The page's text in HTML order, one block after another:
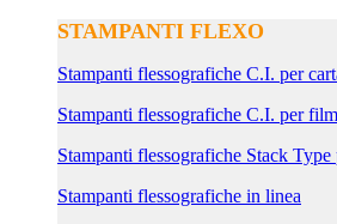
STAMPANTI FLEXO
Stampanti flessografiche C.I. per
Stampanti flessografiche C.I. per film
Stampanti flessografiche Stack
Stampanti flessografiche in linea